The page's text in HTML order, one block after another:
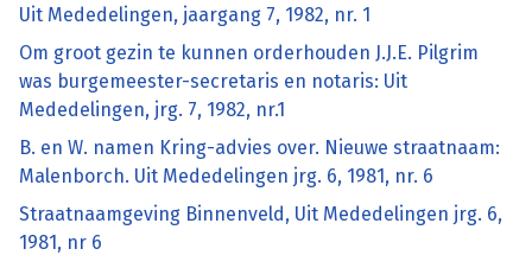
Uit Mededelingen, jaargang 7, 1982, nr. 1
Om groot gezin te kunnen orderhouden J.J.E. Pilgrim
was burgemeester-secretaris en notaris: Uit
Mededelingen, jrg. 7, 1982, nr.1
B. en W. namen Kring-advies over. Nieuwe straatnaam:
Malenborch. Uit Mededelingen jrg. 6, 1981, nr. 6
Straatnaamgeving Binnenveld, Uit Mededelingen jrg. 6,
1981, nr 6